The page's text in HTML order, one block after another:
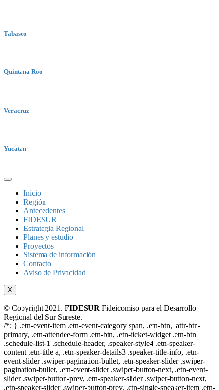
Tabasco
Quintana Roo
Veracruz
Yucatan
Inicio
Región
Antecedentes
FIDESUR
Estrategia Regional
Planes y estudio
Proyectos
Sistema de información
Contacto
Aviso de Privacidad
X
© Copyright 2021. FIDESUR Fideicomiso para el Desarrollo
Regional del Sur Sureste.
/*; } .etn-event-item .etn-event-category span, .etn-btn, .attr-btn-
primary, .etn-attendee-form .etn-btn, .etn-ticket-widget .etn-btn,
.schedule-list-1 .schedule-header, .speaker-style4 .etn-speaker-
content .etn-title a, .etn-speaker-details3 .speaker-title-info, .etn-
event-slider .swiper-pagination-bullet, .etn-speaker-slider .swiper-
pagination-bullet, .etn-event-slider .swiper-button-next, .etn-event-
slider .swiper-button-prev, .etn-speaker-slider .swiper-button-next,
.etn-speaker-slider .swiper-button-prev, .etn-single-speaker-item .etn-